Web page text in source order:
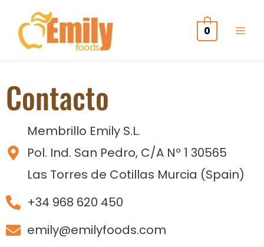
contenido
0
Contacto
Membrillo Emily S.L.
Pol. Ind. San Pedro, C/A Nº 1 30565
Las Torres de Cotillas Murcia (Spain)
+34 968 620 450
emily@emilyfoods.com